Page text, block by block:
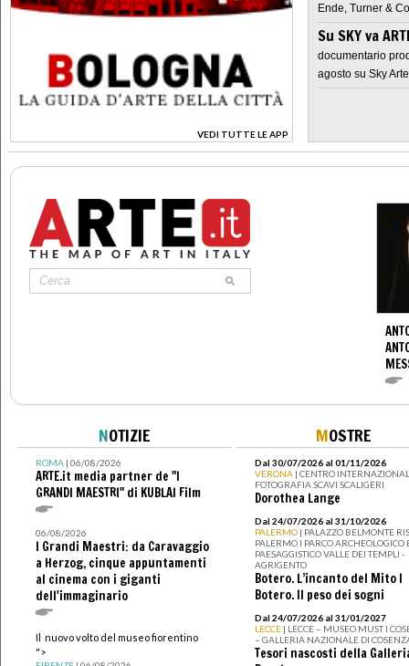
VEDI TUTTE LE APP
>
Ende, Turner &
Su SKY va
documentario
agosto su Sky Arte
NOTIZIE
ROMA| 06/08/2026
ARTE.it media partner de "I
GRANDI MAESTRI" di KUBLAI Film
06/08/2026
I Grandi Maestri: da Caravaggio
a Herzog, cinque appuntamenti
al cinema con i giganti
dell'immaginario
Il nuovo volto del museo fiorentino
">
MOSTRE
Dal 30/07/2026 al 01/11/2026
VERONA | CENTRO
FOTOGRAFIA SCAVI SCALIGERI
Dorothea Lange
Dal 24/07/2026 al 31/10/2026
PALERMO | PALAZZO BELMONTE
PALERMO I PARCO ARCHEOLOGICO
PAESAGGISTICO VALLE DEI TEMPLI -
AGRIGENTO
Botero. L’incanto del Mito I
Botero. Il peso dei sogni
Dal 24/07/2026 al 31/01/2027
LECCE | LECCE – MUSEO MUST I
– GALLERIA NAZIONALE DI
Tesori nascosti della